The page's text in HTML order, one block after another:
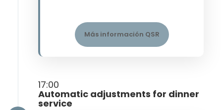
Más información QSR
17:00
Automatic adjustments for dinner
service